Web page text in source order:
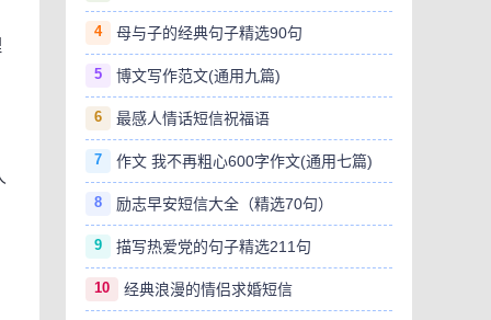
4 母与子的经典句子精选90句
5 博文写作范文(通用九篇)
6 最感人情话短信祝福语
7 作文 我不再粗心600字作文(通用七篇)
8 励志早安短信大全（精选70句）
9 描写热爱党的句子精选211句
10 经典浪漫的情侣求婚短信